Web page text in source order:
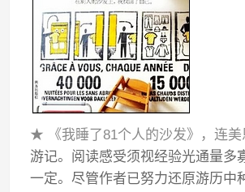
★ 《我睡了81个人的沙发》，连美
游记。阅读感受须视经验光通量多
一定。尽管作者已努力还原游历中